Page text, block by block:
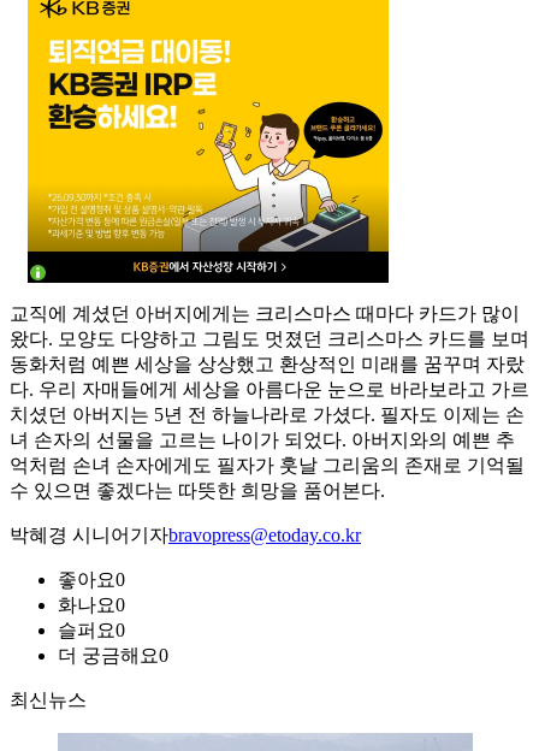
교직에 계셨던 아버지에게는 크리스마스 때마다 카드가 많이
왔다. 모양도 다양하고 그림도 멋졌던 크리스마스 카드를 보며
동화처럼 예쁜 세상을 상상했고 환상적인 미래를 꿈꾸며 자랐
다. 우리 자매들에게 세상을 아름다운 눈으로 바라보라고 가르
치셨던 아버지는 5년 전 하늘나라로 가셨다. 필자도 이제는 손
녀 손자의 선물을 고르는 나이가 되었다. 아버지와의 예쁜 추
억처럼 손녀 손자에게도 필자가 훗날 그리움의 존재로 기억될
수 있으면 좋겠다는 따뜻한 희망을 품어본다.
박혜경 시니어기자bravopress@etoday.co.kr
좋아요0
화나요0
슬퍼요0
더 궁금해요0
최신뉴스